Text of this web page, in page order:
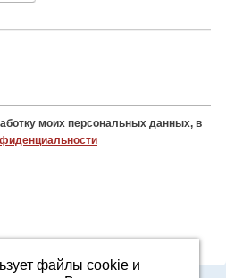
моих персональных данных, в
файлы cookie и